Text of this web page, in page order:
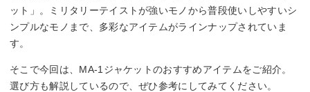
ット」。ミリタリーテイストが強いモノから普段使いしやすいシ
ンプルなモノまで、多彩なアイテムがラインナップされていま
す。
そこで今回は、MA-1ジャケットのおすすめアイテムをご紹介。
選び方も解説しているので、ぜひ参考にしてみてください。